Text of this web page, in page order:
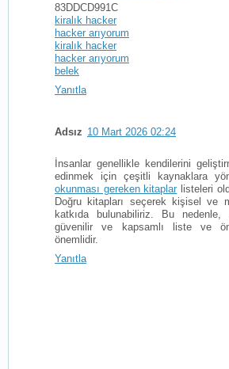
83DDCD991C
kiralık hacker
hacker arıyorum
kiralık hacker
hacker arıyorum
belek
Yanıtla
Adsız 10 Mart 2026 02:24
İnsanlar genellikle kendilerini
edinmek için çeşitli kaynaklara
okunması gereken kitaplar listeleri
Doğru kitapları seçerek kişisel ve
katkıda bulunabiliriz. Bu nedenle,
güvenilir ve kapsamlı liste ve
önemlidir.
Yanıtla